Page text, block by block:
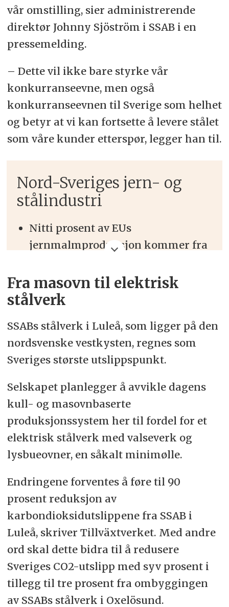
vår omstilling, sier administrerende
direktør Johnny Sjöström i SSAB i en
pressemelding.
– Dette vil ikke bare styrke vår
konkurranseevne, men også
konkurranseevnen til Sverige som helhet
og betyr at vi kan fortsette å levere stålet
som våre kunder etterspør, legger han til.
Nord-Sveriges jern- og
stålindustri
Nitti prosent av EUs
jernmalmproduksjon kommer fra
Fylkets jern- og stålindustri er
svært viktig for sysselsetting og
økonomi i Norrbotten og Sverige.
Stålindustrien er også den
industrien som slipper ut mest
Kilde: Tillväkstverket.
Fra masovn til elektrisk
stålverk
SSABs stålverk i Luleå, som ligger på den
nordsvenske vestkysten, regnes som
Sveriges største utslippspunkt.
Selskapet planlegger å avvikle dagens
kull- og masovnbaserte
produksjonssystem her til fordel for et
elektrisk stålverk med valseverk og
lysbueovner, en såkalt minimølle.
Endringene forventes å føre til 90
prosent reduksjon av
karbondioksidutslippene fra SSAB i
Luleå, skriver Tillväxtverket. Med andre
ord skal dette bidra til å redusere
Sveriges CO2-utslipp med syv prosent i
tillegg til tre prosent fra ombyggingen
av SSABs stålverk i Oxelösund.